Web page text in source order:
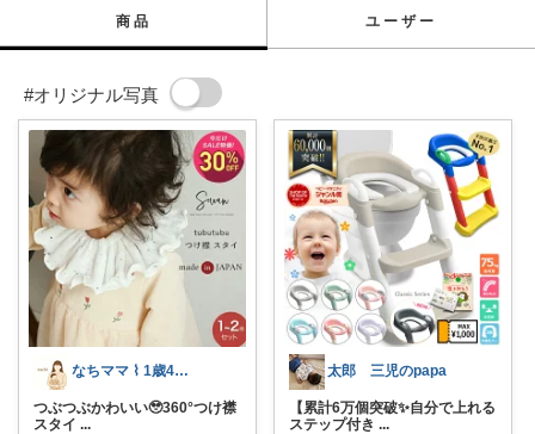
商品 ユーザー
#オリジナル写真
なちママ ⌇ 1歳4歳ママ
つぶつぶかわいい🥹360°つけ襟
スタイ︎︎ ...
太郎 三児のpapa
【累計6万個突破✨自分で上れる
ステップ付き ...